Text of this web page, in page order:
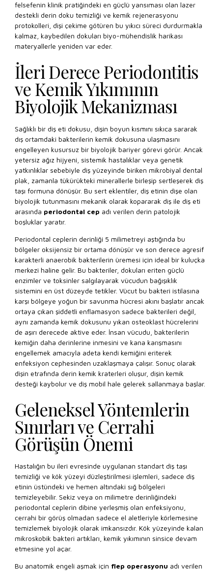
felsefenin klinik pratiğindeki en güçlü yansıması olan lazer
destekli derin doku temizliği ve kemik rejenerasyonu
protokolleri, dişi çekime götüren bu yıkıcı süreci durdurmakla
kalmaz, kaybedilen dokuları biyo-mühendislik harikası
materyallerle yeniden var eder.
İleri Derece Periodontitis
ve Kemik Yıkımının
Biyolojik Mekanizması
Sağlıklı bir diş eti dokusu, dişin boyun kısmını sıkıca sararak
dış ortamdaki bakterilerin kemik dokusuna ulaşmasını
engelleyen kusursuz bir biyolojik bariyer görevi görür. Ancak
yetersiz ağız hijyeni, sistemik hastalıklar veya genetik
yatkınlıklar sebebiyle diş yüzeyinde biriken mikrobiyal dental
plak, zamanla tükürükteki minerallerle birleşip sertleşerek diş
taşı formuna dönüşür. Bu sert eklentiler, diş etinin dişe olan
biyolojik tutunmasını mekanik olarak kopararak diş ile diş eti
arasında periodontal cep adı verilen derin patolojik
boşluklar yaratır.
Periodontal ceplerin derinliği 5 milimetreyi aştığında bu
bölgeler oksijensiz bir ortama dönüşür ve son derece agresif
karakterli anaerobik bakterilerin üremesi için ideal bir kuluçka
merkezi haline gelir. Bu bakteriler, dokuları eriten güçlü
enzimler ve toksinler salgılayarak vücudun bağışıklık
sistemini en üst düzeyde tetikler. Vücut bu bakteri istilasına
karşı bölgeye yoğun bir savunma hücresi akını başlatır ancak
ortaya çıkan şiddetli enflamasyon sadece bakterileri değil,
aynı zamanda kemik dokusunu yıkan osteoklast hücrelerini
de aşırı derecede aktive eder. İnsan vücudu, bakterilerin
kemiğin daha derinlerine inmesini ve kana karışmasını
engellemek amacıyla adeta kendi kemiğini eriterek
enfeksiyon cephesinden uzaklaşmaya çalışır. Sonuç olarak
dişin etrafında derin kemik kraterleri oluşur, dişin kemik
desteği kaybolur ve diş mobil hale gelerek sallanmaya başlar.
Geleneksel Yöntemlerin
Sınırları ve Cerrahi
Görüşün Önemi
Hastalığın bu ileri evresinde uygulanan standart diş taşı
temizliği ve kök yüzeyi düzleştirilmesi işlemleri, sadece diş
etinin üstündeki ve hemen altındaki sığ bölgeleri
temizleyebilir. Sekiz veya on milimetre derinliğindeki
periodontal ceplerin dibine yerleşmiş olan enfeksiyonu,
cerrahi bir görüş olmadan sadece el aletleriyle körlemesine
temizlemek biyolojik olarak imkansızdır. Kök yüzeyinde kalan
mikroskobik bakteri artıkları, kemik yıkımının sinsice devam
etmesine yol açar.
Bu anatomik engeli aşmak için flep operasyonu adı verilen